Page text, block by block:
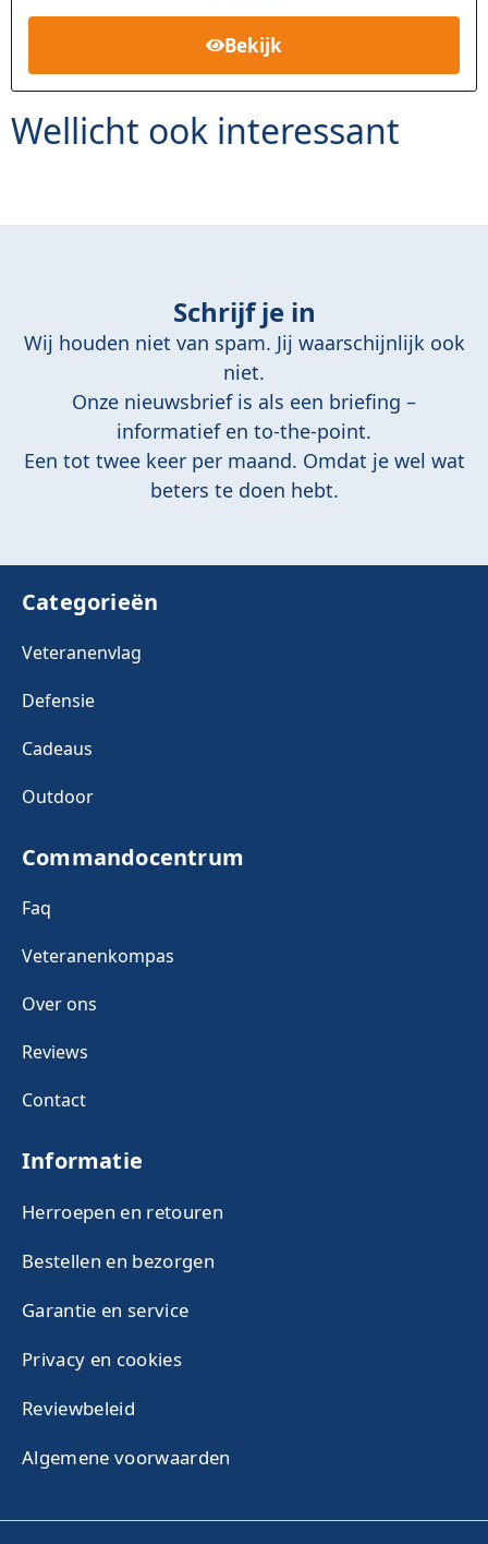
Bekijk
Wellicht ook interessant
Schrijf je in
Wij houden niet van spam. Jij waarschijnlijk ook
niet.
Onze nieuwsbrief is als een briefing –
informatief en to-the-point.
Een tot twee keer per maand. Omdat je wel wat
beters te doen hebt.
Categorieën
Veteranenvlag
Defensie
Cadeaus
Outdoor
Commandocentrum
Faq
Veteranenkompas
Over ons
Reviews
Contact
Informatie
Herroepen en retouren
Bestellen en bezorgen
Garantie en service
Privacy en cookies
Reviewbeleid
Algemene voorwaarden